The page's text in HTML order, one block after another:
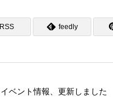
RSS feedly
イベント情報、更新しました